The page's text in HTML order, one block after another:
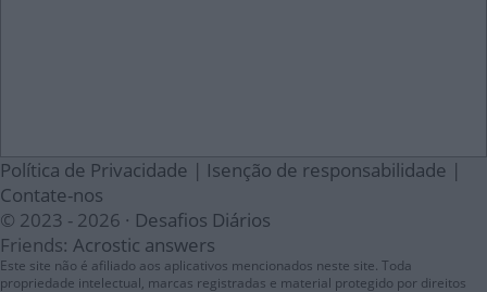
Política de Privacidade | Isenção de responsabilidade |
Contate-nos
© 2023 - 2026 · Desafios Diários
Friends: Acrostic answers
Este site não é afiliado aos aplicativos mencionados neste site. Toda
propriedade intelectual, marcas registradas e material protegido por direitos